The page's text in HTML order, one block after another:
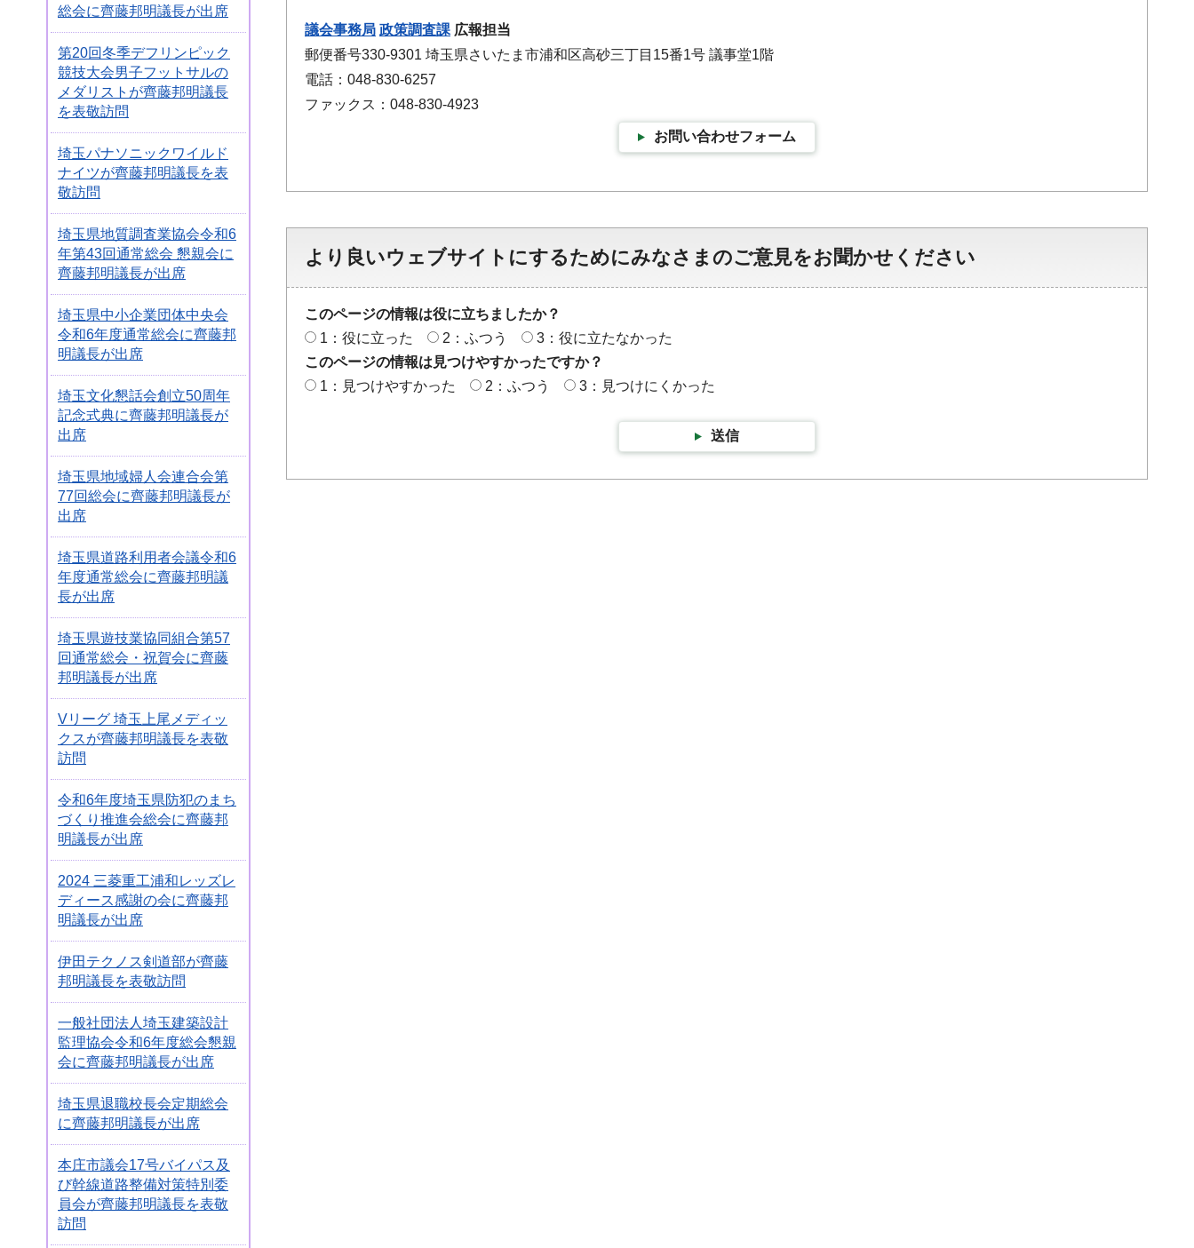
総会に齊藤邦明議長が出席
第20回冬季デフリンピック
競技大会男子フットサルの
メダリストが齊藤邦明議長
を表敬訪問
埼玉パナソニックワイルド
ナイツが齊藤邦明議長を表
敬訪問
埼玉県地質調査業協会令和6
年第43回通常総会 懇親会に
齊藤邦明議長が出席
埼玉県中小企業団体中央会
令和6年度通常総会に齊藤邦
明議長が出席
埼玉文化懇話会創立50周年
記念式典に齊藤邦明議長が
出席
埼玉県地域婦人会連合会第
77回総会に齊藤邦明議長が
出席
埼玉県道路利用者会議令和6
年度通常総会に齊藤邦明議
長が出席
埼玉県遊技業協同組合第57
回通常総会・祝賀会に齊藤
邦明議長が出席
Vリーグ 埼玉上尾メディッ
クスが齊藤邦明議長を表敬
訪問
令和6年度埼玉県防犯のまち
づくり推進会総会に齊藤邦
明議長が出席
2024 三菱重工浦和レッズレ
ディース感謝の会に齊藤邦
明議長が出席
伊田テクノス剣道部が齊藤
邦明議長を表敬訪問
一般社団法人埼玉建築設計
監理協会令和6年度総会懇親
会に齊藤邦明議長が出席
埼玉県退職校長会定期総会
に齊藤邦明議長が出席
本庄市議会17号バイパス及
び幹線道路整備対策特別委
員会が齊藤邦明議長を表敬
訪問
議会事務局 政策調査課 広報担当
郵便番号330-9301 埼玉県さいたま市浦和区高砂三丁目15番1号 議事堂1階
電話：048-830-6257
ファックス：048-830-4923
お問い合わせフォーム
より良いウェブサイトにするためにみなさまのご意見をお聞かせください
このページの情報は役に立ちましたか？
1：役に立った
2：ふつう
3：役に立たなかった
このページの情報は見つけやすかったですか？
1：見つけやすかった
2：ふつう 3：見つけにくかった
送信